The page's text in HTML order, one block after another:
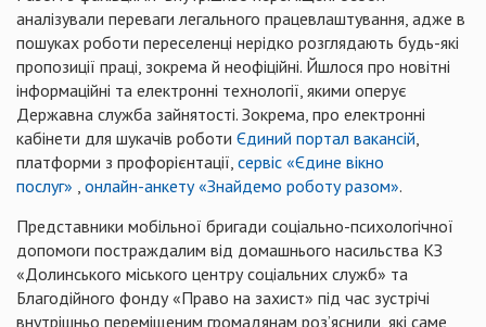
аналізували переваги легального працевлаштування, адже в
пошуках роботи переселенці нерідко розглядають будь-які
пропозиції праці, зокрема й неофіційні. Йшлося про новітні
інформаційні та електронні технології, якими оперує
Державна служба зайнятості. Зокрема, про електронні
кабінети для шукачів роботи Єдиний портал вакансій,
платформи з профорієнтації, сервіс «Єдине вікно
послуг» , онлайн-анкету «Знайдемо роботу разом».
Представники мобільної бригади соціально-психологічної
допомоги постраждалим від домашнього насильства КЗ
«Долинського міського центру соціальних служб» та
Благодійного фонду «Право на захист» під час зустрічі
внутрішньо переміщеним громадянам роз’яснили, які саме